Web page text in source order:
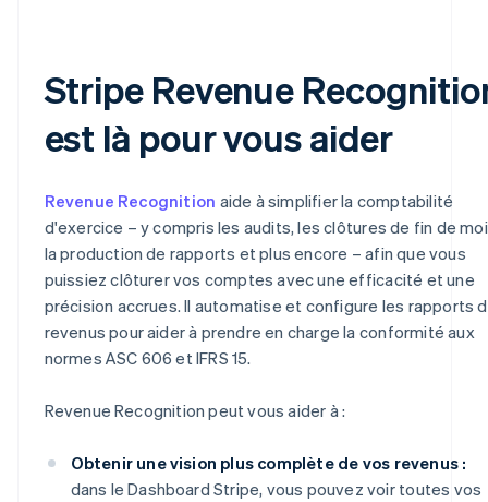
Stripe Revenue
est là pour vous aider
Revenue Recognition aide à simplifier la comptabilité
d'exercice – y compris les audits, les clôtures de fin de
la production de rapports et plus encore – afin que vous
puissiez clôturer vos comptes avec une efficacité et une
précision accrues. Il automatise et configure les rapports
revenus pour aider à prendre en charge la conformité aux
normes ASC 606 et IFRS 15.
Revenue Recognition peut vous aider à :
Obtenir une vision plus complète de vos revenus :
dans le Dashboard Stripe, vous pouvez voir toutes vos